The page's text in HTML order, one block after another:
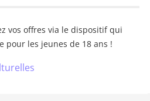
vos offres via le dispositif qui
pour les jeunes de 18 ans !